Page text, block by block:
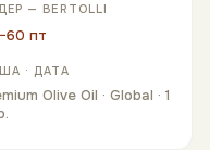
— BERTOLLI
−60 пт
· ДАТА
Olive Oil · Global · 1